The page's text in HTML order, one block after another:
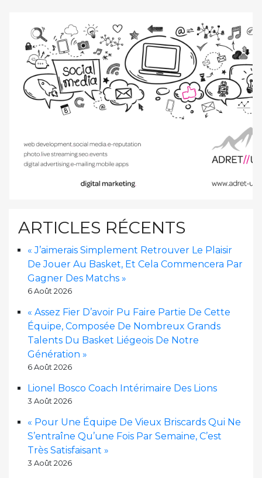
ARTICLES RÉCENTS
« J’aimerais Simplement Retrouver Le Plaisir
De Jouer Au Basket, Et Cela Commencera Par
Gagner Des Matchs »
6 Août 2026
« Assez Fier D’avoir Pu Faire Partie De Cette
Équipe, Composée De Nombreux Grands
Talents Du Basket Liégeois De Notre
Génération »
6 Août 2026
Lionel Bosco Coach Intérimaire Des Lions
3 Août 2026
« Pour Une Équipe De Vieux Briscards Qui Ne
S’entraîne Qu’une Fois Par Semaine, C’est
Très Satisfaisant »
3 Août 2026